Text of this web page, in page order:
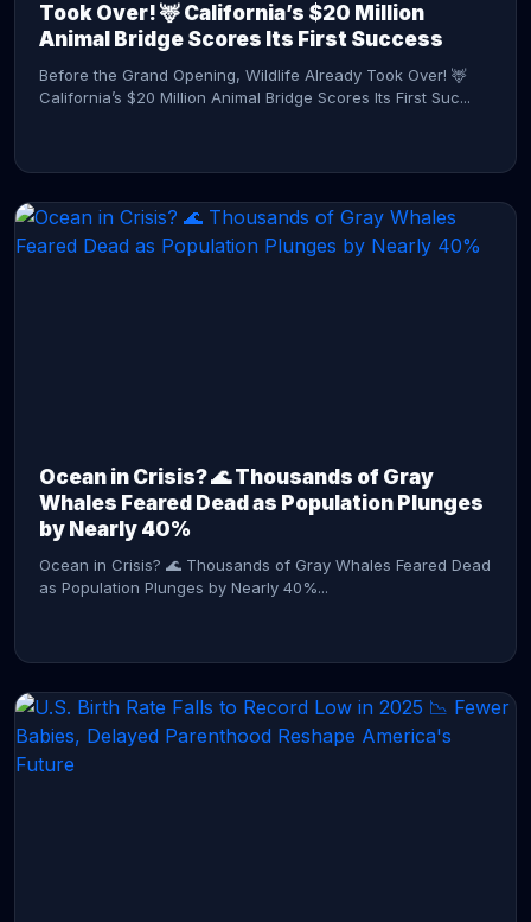
Took Over! 🦌 California’s $20 Million
Animal Bridge Scores Its First Success
Before the Grand Opening, Wildlife Already Took Over! 🦌
California’s $20 Million Animal Bridge Scores Its First Suc...
Ocean in Crisis? 🌊 Thousands of Gray
Whales Feared Dead as Population Plunges
by Nearly 40%
Ocean in Crisis? 🌊 Thousands of Gray Whales Feared Dead
as Population Plunges by Nearly 40%...